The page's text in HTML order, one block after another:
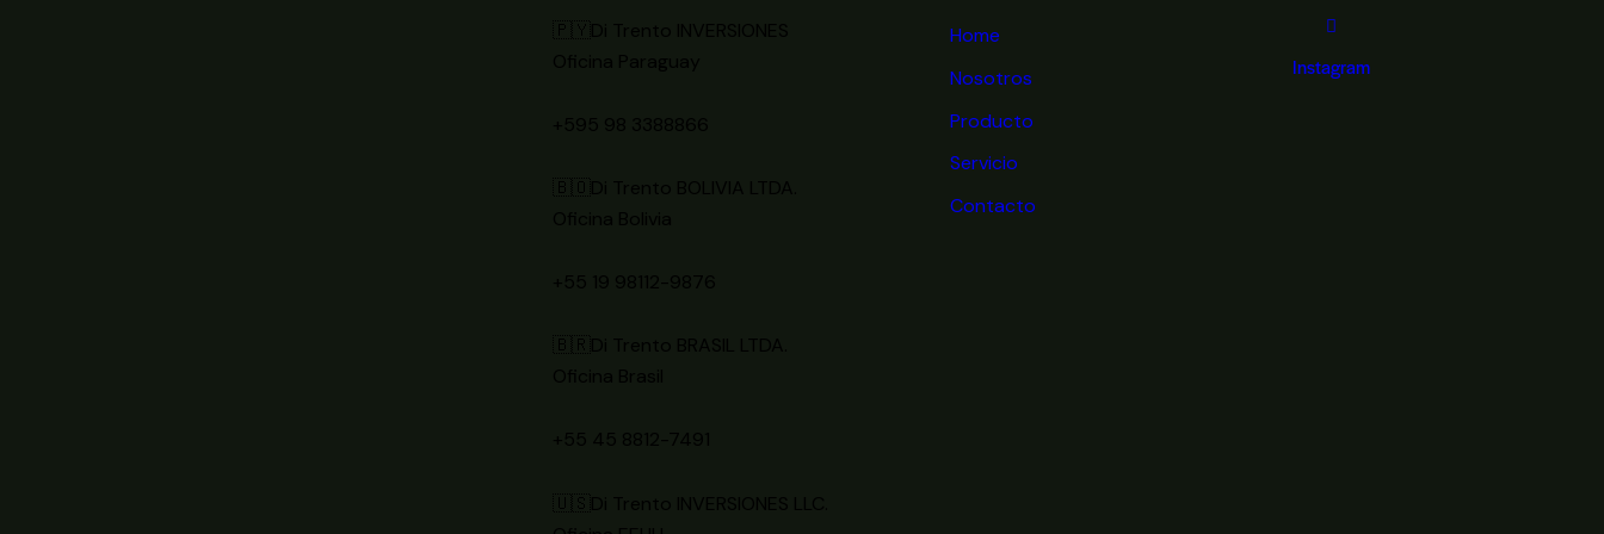
Home
Nosotros
Producto
Servicio
Contacto
Instagram